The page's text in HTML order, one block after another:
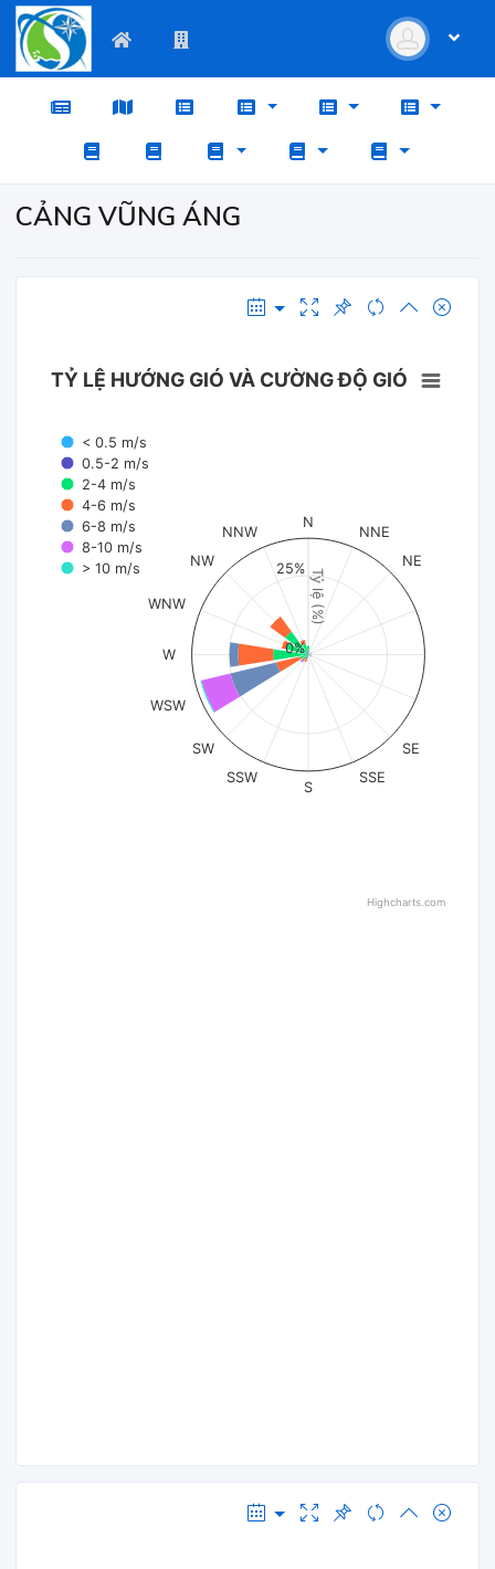
CẢNG VŨNG ÁNG
Tỷ lệ (%)
TỶ LỆ HƯỚNG GIÓ VÀ CƯỜNG ĐỘ GIÓ
< 0.5 m/s
0.5-2 m/s
2-4 m/s
4-6 m/s
6-8 m/s
8-10 m/s
> 10 m/s
N
NNE
NE
SE
SSE
S
SSW
SW
WSW
W
WNW
NW
NNW
0%
25%
Highcharts.com